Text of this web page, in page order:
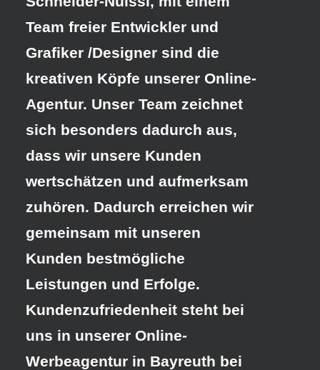
Team freier Entwickler und
Grafiker /Designer sind die
kreativen Köpfe unserer Online-
Agentur. Unser Team zeichnet
sich besonders dadurch aus,
dass wir unsere Kunden
wertschätzen und aufmerksam
zuhören. Dadurch erreichen wir
gemeinsam mit unseren
Kunden bestmögliche
Leistungen und Erfolge.
Kundenzufriedenheit steht bei
uns in unserer Online-
Werbeagentur in Bayreuth bei